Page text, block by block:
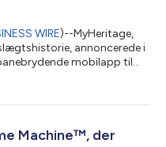
WIRE)--MyHeritage,
annoncerede i
mobilapp til
der kan forbedre
gør Reimagine til den
Machine™, der